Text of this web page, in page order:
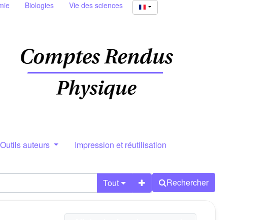
Biologies Vie des sciences
Outils auteurs Impression et réutilisation
Tout Rechercher